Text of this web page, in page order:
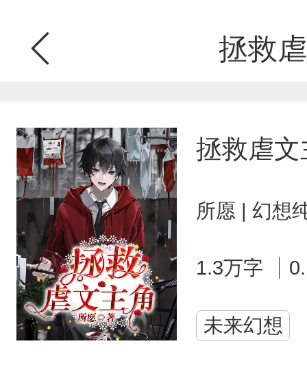
拯救
拯救虐文
所愿 | 幻想
1.3万字
未来幻想